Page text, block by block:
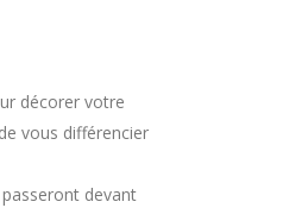
décorer votre
vous différencier
devant